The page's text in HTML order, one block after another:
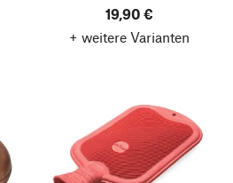
19,90 €
+ weitere Varianten